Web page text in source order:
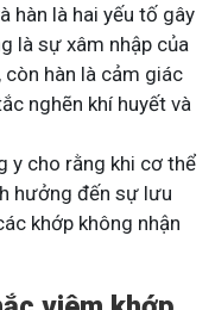
hàn là hai yếu tố gây
là sự xâm nhập của
còn hàn là cảm giác
nghẽn khí huyết và
y cho rằng khi cơ thể
hưởng đến sự lưu
khớp không nhận